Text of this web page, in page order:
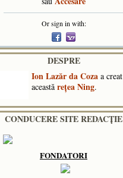
Or sign in with:
DESPRE
Ion Lazăr da Coza a creat
această reţea Ning.
CONDUCERE SITE REDACȚIE
FONDATORI